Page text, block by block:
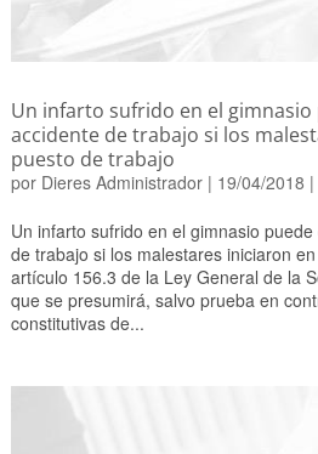
Un infarto sufrido en el
accidente de trabajo si los
puesto de trabajo
por Dieres Administrador| 19/04/2018 |
Un infarto sufrido en el gimnasio
de trabajo si los malestares iniciaron
artículo 156.3 de la Ley General de la
que se presumirá, salvo prueba en
constitutivas de...